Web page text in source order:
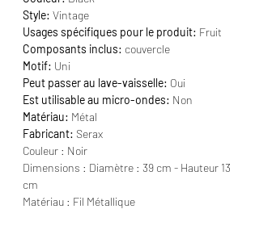
Style: Vintage
Usages spécifiques pour le produit: Fruit
Composants inclus: couvercle
Motif: Uni
Peut passer au lave-vaisselle: Oui
Est utilisable au micro-ondes: Non
Matériau: Métal
Fabricant: Serax
Couleur : Noir
Dimensions : Diamètre : 39 cm - Hauteur 13
cm
Matériau : Fil Métallique